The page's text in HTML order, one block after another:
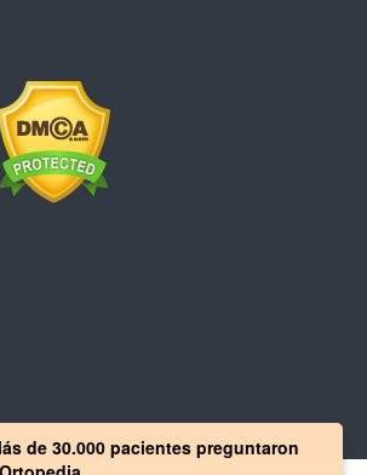
de 30.000 pacientes preguntaron